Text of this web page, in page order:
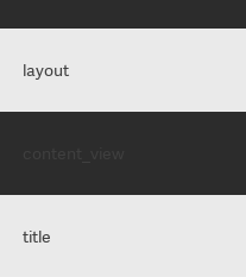
layout
title